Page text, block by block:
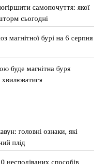
самопочуття: якої
сьогодні
магнітної бурі на 6 серпня
буде магнітна буря
хвилюватися
головні ознаки, які
плід
несподіваних способів